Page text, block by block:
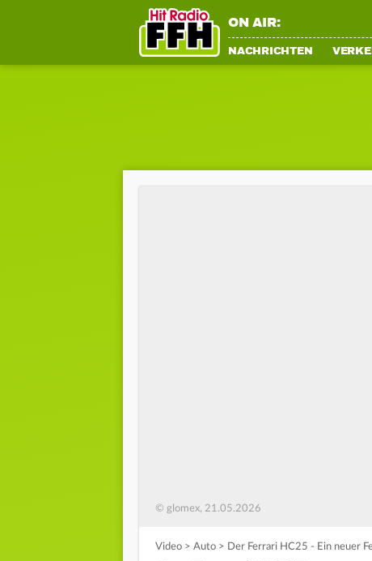
ON AIR:
NACHRICHTEN
© glomex, 21.05.2026
Video > Auto > Der Ferrari HC25 - Ein neuer